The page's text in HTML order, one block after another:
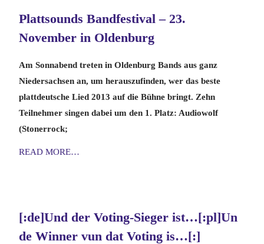
Plattsounds Bandfestival – 23.
November in Oldenburg
Am Sonnabend treten in Oldenburg Bands aus ganz
Niedersachsen an, um herauszufinden, wer das beste
plattdeutsche Lied 2013 auf die Bühne bringt. Zehn
Teilnehmer singen dabei um den 1. Platz: Audiowolf
(Stonerrock;
READ MORE…
[:de]Und der Voting-Sieger ist…[:pl]Un
de Winner vun dat Voting is…[:]